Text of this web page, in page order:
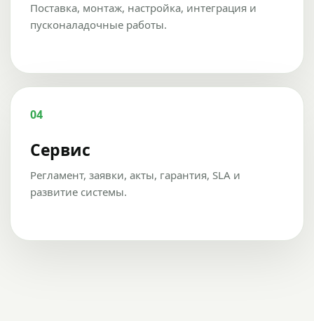
Поставка, монтаж, настройка, интеграция и
пусконаладочные работы.
04
Сервис
Регламент, заявки, акты, гарантия, SLA и
развитие системы.